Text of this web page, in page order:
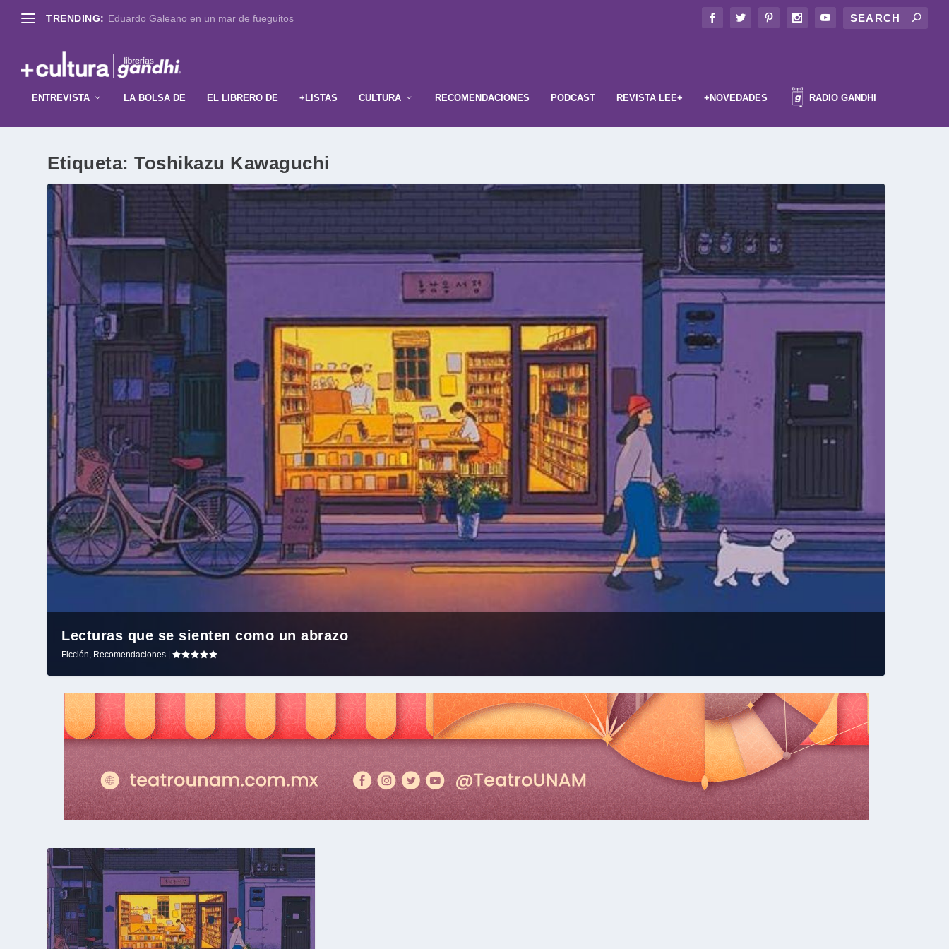
TRENDING: Eduardo Galeano en un mar de fueguitos
ENTREVISTA LA BOLSA DE EL LIBRERO DE +LISTAS CULTURA RECOMENDACIONES PODCAST REVISTA LEE+ +NOVEDADES RADIO GANDHI
Etiqueta:Toshikazu Kawaguchi
Lecturas que se sienten como un abrazo
Ficción, Recomendaciones |